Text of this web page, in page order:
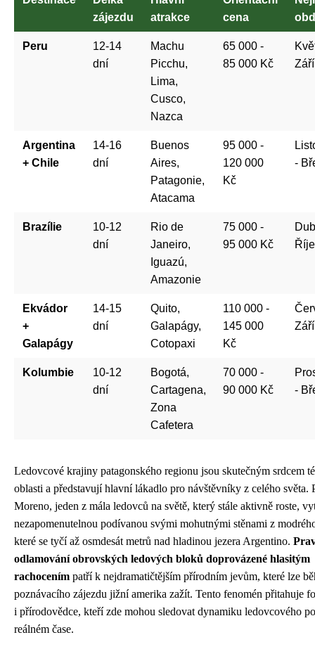
zájezdu
atrakce
cena
Peru
12-14
dní
Machu
Picchu,
Lima,
Cusco,
Nazca
65 000 -
85 000 Kč
Září
Argentina
+ Chile
14-16
dní
Buenos
Aires,
Patagonie,
Atacama
95 000 -
120 000
Kč
-
Brazílie
10-12
dní
Rio de
Janeiro,
Iguazú,
Amazonie
75 000 -
95 000 Kč
Ekvádor
+
Galapágy
14-15
dní
Quito,
Galapágy,
Cotopaxi
110 000 -
145 000
Kč
Září
Kolumbie
10-12
dní
Bogotá,
Cartagena,
Zona
Cafetera
70 000 -
90 000 Kč
-
Ledovcové krajiny patagonského regionu jsou skutečným srdcem
oblasti a představují hlavní lákadlo pro návštěvníky z celého světa.
Moreno, jeden z mála ledovců na světě, který stále aktivně roste,
nezapomenutelnou podívanou svými mohutnými stěnami z
které se tyčí až osmdesát metrů nad hladinou jezera Argentino.
odlamování obrovských ledových bloků doprovázené hlasitým
rachocením patří k nejdramatičtějším přírodním jevům, které lze
poznávacího zájezdu jižní amerika zažít. Tento fenomén přitahuje
i přírodovědce, kteří zde mohou sledovat dynamiku ledovcového
reálném čase.